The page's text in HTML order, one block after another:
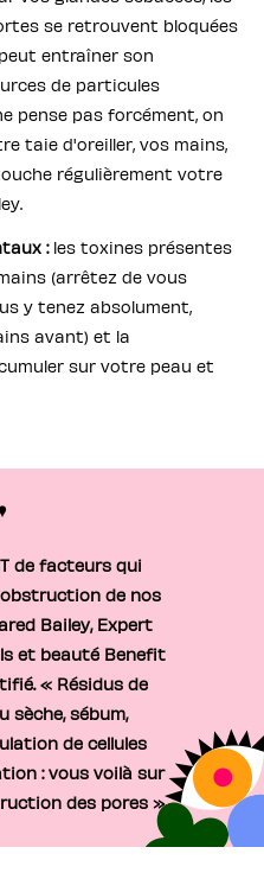
se retrouvent bloquées
entraîner son
de particules
pense pas forcément, on
taie d'oreiller, vos mains,
régulièrement votre
:les toxines présentes
(arrêtez de vous
y tenez absolument,
avant) et la
sur votre peau et
de facteurs qui
de nos
Bailey, Expert
et beauté Benefit
« Résidus de
sèche, sébum,
de cellules
: vous voilà sur
des pores ».